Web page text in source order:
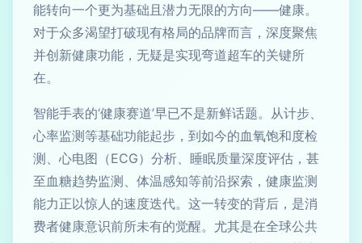
能转向一个更为基础且潜力无限的方向——健康。
对于众多渴望打破现有格局的品牌而言，深度聚焦
并创新健康功能，无疑是实现弯道超车的关键所
在。
智能手表的‘健康赛道’早已不是新鲜话题。从计步、
心率监测等基础功能起步，到如今的血氧饱和度检
测、心电图（ECG）分析、睡眠质量深度评估，甚
至血糖趋势监测、体温感知等前沿探索，健康监测
能力正以惊人的速度迭代。这一转变的背后，是消
费者健康意识前所未有的觉醒。尤其是在全球公共